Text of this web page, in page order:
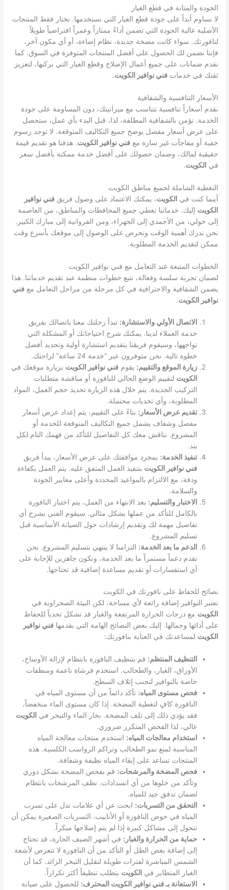
الجودة والمتانة في قطع الغيار
لا نساوم أبداً على جودة قطع الغيار التي نستخدمها. نختار فقط المنتجات
الأصلية عالية الجودة التي تضمن أداءً ممتازاً وعمراً افتراضياً طويلاً
لنافورتك. سواء كانت مضخة جديدة، نظام إضاءة، أو أي مكون آخر،
فإننا نضمن لك الحصول على أفضل المنتجات المتوفرة في السوق. كما
نقدم ضمانات على جميع أعمال الإصلاح وقطع الغيار التي نركبها، لتعزيز
ثقتك في خدماتفني نوافير الكويت.
الأسعار التنافسية والشفافية
نقدم أسعاراً تنافسية تتناسب مع ميزانيتك، دون المساومة على جودة
الخدمة. نؤمن بالشفافية المطلقة، لذا، قبل البدء بأي عمل، ستحصل
على عرض أسعار مفصل يوضح جميع التكاليف المتوقعة. لا توجد رسوم
خفية أو مفاجآت غير سارة معفني نوافير الكويت. هدفنا هو تقديم قيمة
حقيقية لمالك، وضمان حصولك على أفضل خدمة ممكنة بأفضل سعر
في الكويت.
التغطية الشاملة لجميع مناطق الكويت
أينما كنت في الكويت، يمكنك الاعتماد على وصول فريقفني نوافير
الكويت إليك. خدماتنا تغطي جميع المحافظات والمناطق، من العاصمة
إلى حولي، من الأحمدي إلى الجهراء، ومن الفروانية إلى مبارك الكبير.
نحن ندرك أهمية الوقت ونحرص على الوصول إلى موقعك بأسرع وقت
ممكن لتقديم الخدمة المطلوبة.
الخطوات المتبعة عند التعامل مع فني نوافير الكويت
لضمان تجربة سلسة وفعالة، نتبع خطوات منظمة عند تقديم خدماتنا. هذا
يضمن الشفافية والاحترافية في كل مرحلة من مراحل التعامل معفني
نوافير الكويت.
الاتصال الأولي والاستشارة: تبدأ رحلتك معنا باتصالك بفريق
خدمة العملاء لدينا. يمكنك شرح احتياجاتك أو المشكلة التي
تواجهها، وسيقوم فريقنا بتقديم استشارة أولية وتحديد أفضل
خطوة تالية. نحن متوفرون عبر “خدمة 24 ساعة” لراحتك.
زيارة الموقع والتقييم: يقومفني نوافير الكويت بزيارة موقعك في
الكويت لتقييم الوضع الحالي للنافورة أو مناقشة متطلبات
التركيب الجديدة. يتم خلال هذه الزيارة تحديد حجم العمل، المواد
المطلوبة، وأي تحديات محتملة.
تقديم عرض الأسعار: بناءً على التقييم، يتم إعداد عرض أسعار
مفصل وشفاف يشمل جميع التكاليف المتوقعة للخدمة أو
المشروع. نناقش معك كل التفاصيل للتأكد من فهمك التام لكل
بند.
تنفيذ الخدمة: بمجرد موافقتك على عرض الأسعار، يبدأ فريق
فني نوافير الكويت بتنفيذ العمل المتفق عليه. يتم العمل بكفاءة
ودقة، مع الالتزام بالمواعيد المحددة وأعلى معايير الجودة
والسلامة.
الاختبار والتسليم: بعد الانتهاء من العمل، يتم اختبار النافورة
بالكامل للتأكد من عملها بشكل مثالي. سيقوم الفني بشرح أي
تفاصيل مهمة لك وتقديم إرشادات حول الصيانة الأساسية قبل
تسليم المشروع.
الدعم ما بعد الخدمة: التزامنا لا ينتهي بتسليم المشروع. نحن
نقدم دعماً مستمراً ما بعد الخدمة، ونكون جاهزين للإجابة على
أي استفسارات أو تقديم مساعدة إضافية قد تحتاجها.
نصائح للحفاظ على نافورتك في الكويت
تعتبر النوافير إضافة رائعة لأي مساحة، لكن البيئة الصحراوية في
الكويت مع درجات الحرارة المرتفعة والغبار قد تشكل تحدياً للحفاظ
على أدائها وجمالها. إليك بعض النصائح الهامة التي يقدمهافني نوافير
الكويت لمساعدتك في العناية بنافورتك:
التنظيف المنتظم: قم بتنظيف النافورة بانتظام لإزالة الأوساخ،
الأوراق، الغبار، والطحالب. استخدم فرشاة ناعمة ومنظفات
خاصة بالنوافير لتجنب إتلاف السطح.
فحص مستوى المياه: تأكد دائماً من أن مستوى المياه في
النافورة كافٍ لتغطية المضخة. إذا كان مستوى الماء منخفضاً،
فقد يؤدي ذلك إلى تلف المضخة. بخار الماء والتبخر في الكويت
عالي، لذا الفحص المتكرر ضروري.
استخدام معالجات المياه: استخدم منتجات معالجة المياه
المناسبة لمنع نمو الطحالب وتراكم الرواسب الكلسية. هذه
المنتجات تساعد على إبقاء المياه نظيفة وشفافة.
فحص المضخة والمرشحات: قم بفحص المضخة بشكل دوري
وتأكد من خلوها من أي انسدادات. نظف المرشحات بانتظام
لضمان تدفق جيد للمياه.
التحقق من التسربات: ابحث عن أي علامات تدل على تسرب
المياه في حوض النافورة أو الأنابيب. التسربات الصغيرة يمكن أن
تتحول إلى مشاكل كبيرة إذا لم يتم إصلاحها مبكراً.
حماية من الحرارة والغبار: في أشهر الصيف الحارة، قد تحتاج
إلى إضافة بعض الظل أو التأكد من أن النافورة لا تتعرض لأشعة
الشمس المباشرة لفترات طويلة لتقليل التبخر الزائد. كما أن
الغبار المتطاير في الكويت يتطلب تنظيفاً أكثر تكراراً.
الاستعانة بـ فني نوافير الكويت المحترف: للحصول على صيانة